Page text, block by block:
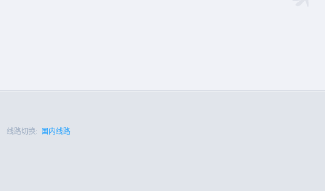
线路切换: 国内线路